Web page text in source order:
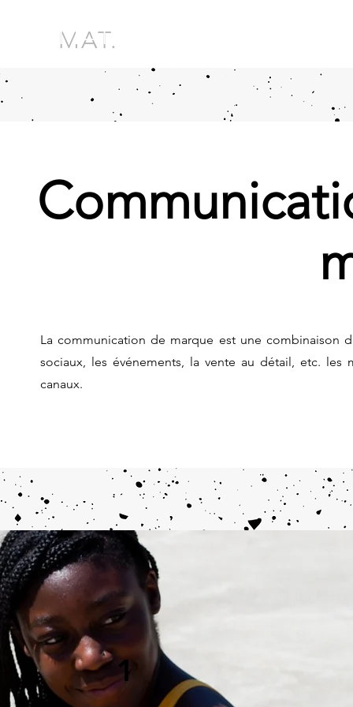
MAT.
La communication de marque est une combinaison
sociaux, les événements, la vente au détail, etc.
canaux.
1